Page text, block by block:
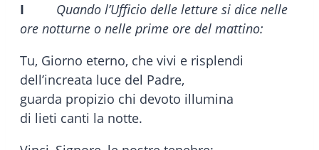
I
Quando l’Ufficio delle letture si dice nelle
ore notturne o nelle prime ore del mattino:
Tu, Giorno eterno, che vivi e risplendi
dell’increata luce del Padre,
guarda propizio chi devoto illumina
di lieti canti la notte.